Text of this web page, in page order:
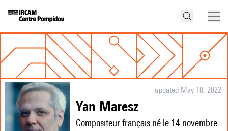
updated May 18, 2022
Yan Maresz
Compositeur français né le 14 novembre